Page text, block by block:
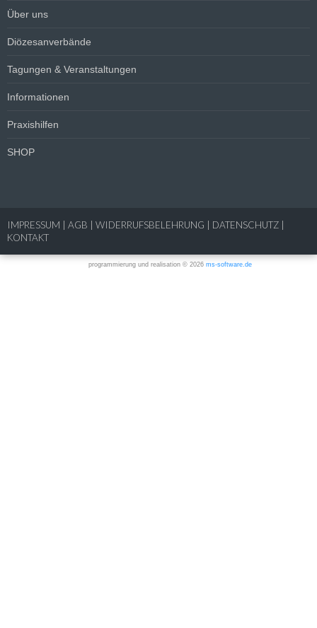
Über uns
Diözesanverbände
Tagungen & Veranstaltungen
Informationen
Praxishilfen
SHOP
IMPRESSUM AGB WIDERRUFSBELEHRUNG DATENSCHUTZ
KONTAKT
programmierung und realisation © 2026 ms-software.de